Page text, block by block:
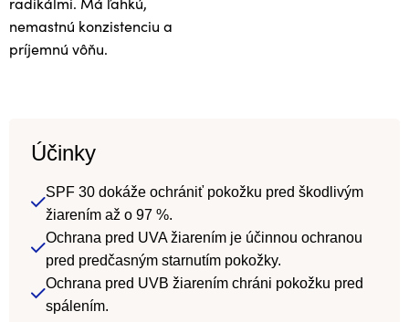
radikálmi. Má ľahkú,
nemastnú konzistenciu a
príjemnú vôňu.
Účinky
SPF 30 dokáže ochrániť pokožku pred škodlivým
žiarením až o 97 %.
Ochrana pred UVA žiarením je účinnou ochranou
pred predčasným starnutím pokožky.
Ochrana pred UVB žiarením chráni pokožku pred
spálením.